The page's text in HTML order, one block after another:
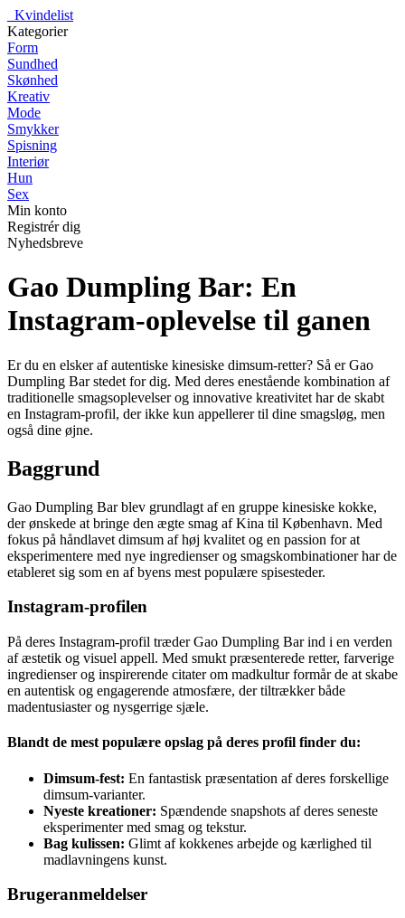
Kvindelist
Kategorier
Form
Sundhed
Skønhed
Kreativ
Mode
Smykker
Spisning
Interiør
Hun
Sex
Min konto
Registrér dig
Nyhedsbreve
Gao Dumpling Bar: En
Instagram-oplevelse til ganen
Er du en elsker af autentiske kinesiske dimsum-retter? Så er Gao
Dumpling Bar stedet for dig. Med deres enestående kombination af
traditionelle smagsoplevelser og innovative kreativitet har de skabt
en Instagram-profil, der ikke kun appellerer til dine smagsløg, men
også dine øjne.
Baggrund
Gao Dumpling Bar blev grundlagt af en gruppe kinesiske kokke,
der ønskede at bringe den ægte smag af Kina til København. Med
fokus på håndlavet dimsum af høj kvalitet og en passion for at
eksperimentere med nye ingredienser og smagskombinationer har de
etableret sig som en af byens mest populære spisesteder.
Instagram-profilen
På deres Instagram-profil træder Gao Dumpling Bar ind i en verden
af æstetik og visuel appell. Med smukt præsenterede retter, farverige
ingredienser og inspirerende citater om madkultur formår de at skabe
en autentisk og engagerende atmosfære, der tiltrækker både
madentusiaster og nysgerrige sjæle.
Blandt de mest populære opslag på deres profil finder du:
Dimsum-fest: En fantastisk præsentation af deres forskellige
dimsum-varianter.
Nyeste kreationer: Spændende snapshots af deres seneste
eksperimenter med smag og tekstur.
Bag kulissen: Glimt af kokkenes arbejde og kærlighed til
madlavningens kunst.
Brugeranmeldelser